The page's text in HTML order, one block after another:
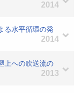
2014
る水平循環の発
2014
上への吹送流の
2013